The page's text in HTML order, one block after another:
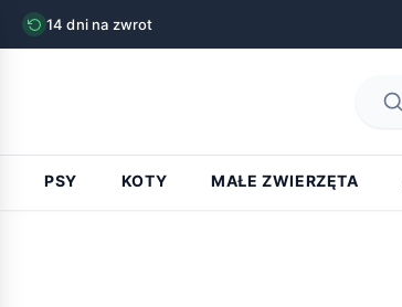
14 dni na zwrot
PSY KOTY MAŁE ZWIERZĘTA